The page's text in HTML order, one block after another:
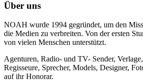
Über uns
NOAH wurde 1994 gegründet, um den
die Medien zu verbreiten. Von der ersten
von vielen Menschen unterstützt.
Agenturen, Radio- und TV- Sender,
Regisseure, Sprecher, Models, Designer,
auf ihr Honorar.